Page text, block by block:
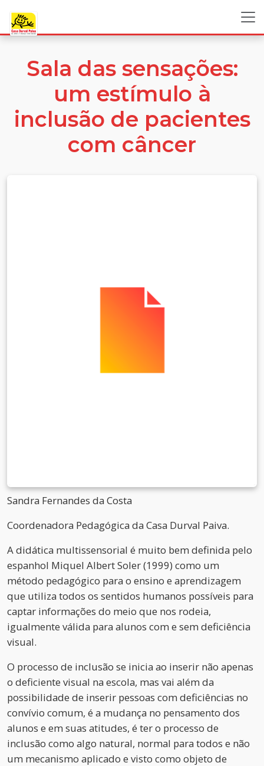
Sala das sensações:
um estímulo à
inclusão de pacientes
com câncer
Sandra Fernandes da Costa
Coordenadora Pedagógica da Casa Durval Paiva.
A didática multissensorial é muito bem definida pelo
espanhol Miquel Albert Soler (1999) como um
método pedagógico para o ensino e aprendizagem
que utiliza todos os sentidos humanos possíveis para
captar informações do meio que nos rodeia,
igualmente válida para alunos com e sem deficiência
visual.
O processo de inclusão se inicia ao inserir não apenas
o deficiente visual na escola, mas vai além da
possibilidade de inserir pessoas com deficiências no
convívio comum, é a mudança no pensamento dos
alunos e em suas atitudes, é ter o processo de
inclusão como algo natural, normal para todos e não
um mecanismo aplicado e visto como objeto de